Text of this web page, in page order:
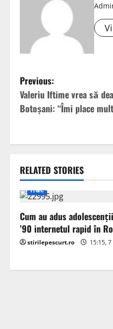
P
o
t
n
a
v
i
g
a
Previous:
Valeriu Iftime vrea să
Botoșani: “Îmi place
RELATED STORIES
IT&C
Cum au adus
’90 internetul rapid în
stirilepescurt.ro 15:15,